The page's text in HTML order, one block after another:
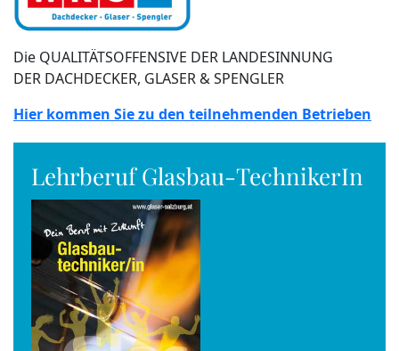
Die QUALITÄTSOFFENSIVE DER LANDESINNUNG
DER DACHDECKER, GLASER & SPENGLER
Hier kommen Sie zu den teilnehmenden Betrieben
Lehrberuf Glasbau-TechnikerIn